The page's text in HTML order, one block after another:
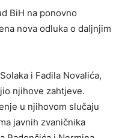
BiH na ponovno
nova odluka o daljnjim
i Fadila Novalića,
njihove zahtjeve.
u njihovom slučaju
javnih zvaničnika